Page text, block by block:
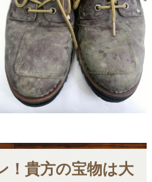
！貴方の宝物は大